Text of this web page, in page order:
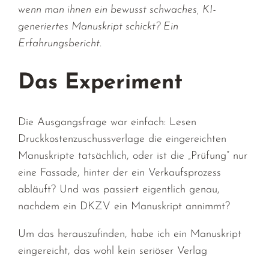
wenn man ihnen ein bewusst schwaches, KI-
generiertes Manuskript schickt? Ein
Erfahrungsbericht.
Das Experiment
Die Ausgangsfrage war einfach: Lesen
Druckkostenzuschussverlage die eingereichten
Manuskripte tatsächlich, oder ist die „Prüfung“ nur
eine Fassade, hinter der ein Verkaufsprozess
abläuft? Und was passiert eigentlich genau,
nachdem ein DKZV ein Manuskript annimmt?
Um das herauszufinden, habe ich ein Manuskript
eingereicht, das wohl kein seriöser Verlag